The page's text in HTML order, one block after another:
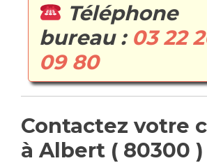
Téléphone
bureau : 03 22
09 80
Contactez votre
à Albert ( 80300 )